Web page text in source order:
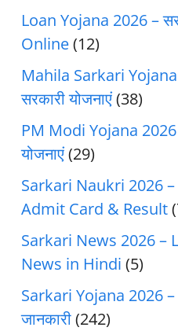
Loan Yojana 2026 –
Online(12)
Mahila Sarkari
सरकारी योजनाएं(38)
PM Modi Yojana 2026
योजनाएं(29)
Sarkari Naukri 2026
Admit Card & Result
Sarkari News 2026 –
News in Hindi (5)
Sarkari Yojana 2026 –
जानकारी(242)